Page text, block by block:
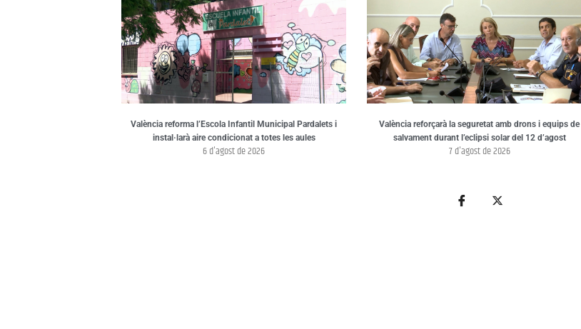
València reforma l’Escola Infantil Municipal Pardalets i
instal·larà aire condicionat a totes les aules
6 d'agost de 2026
València reforçarà la seguretat amb drons i equips de
salvament durant l’eclipsi solar del 12 d’agost
7 d'agost de 2026